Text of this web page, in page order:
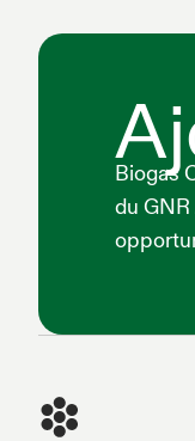
Biogas
du